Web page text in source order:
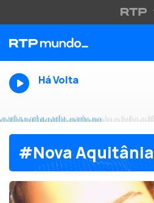
Há Volta
#Nova Aquitânia